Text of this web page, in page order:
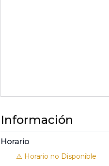
Información
Horario
⚠️ Horario no Disponible